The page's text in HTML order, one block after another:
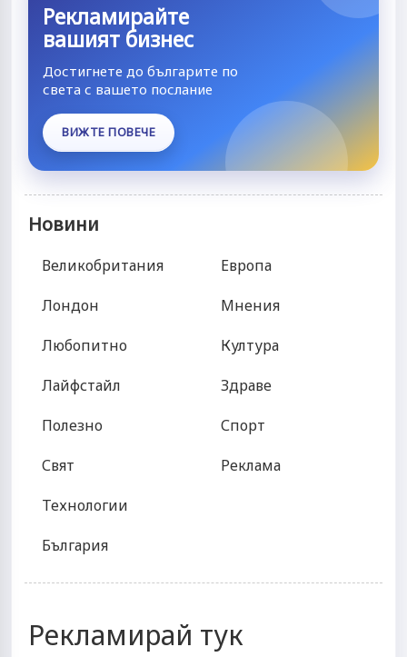
Рекламирайте
вашият бизнес
Достигнете до българите по
света с вашето послание
ВИЖТЕ ПОВЕЧЕ
Новини
Великобритания
Лондон
Любопитно
Лайфстайл
Полезно
Свят
Технологии
България
Европа
Мнения
Култура
Здраве
Спорт
Реклама
Рекламирай тук